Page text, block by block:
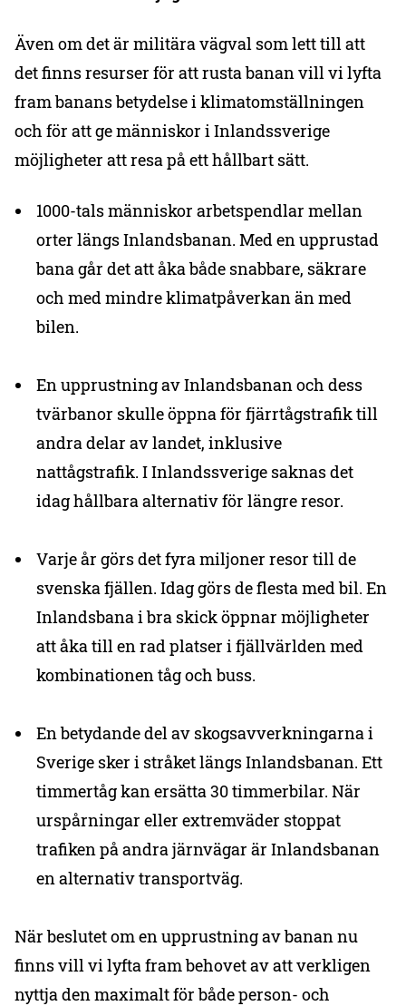
Även om det är militära vägval som lett till att
det finns resurser för att rusta banan vill vi lyfta
fram banans betydelse i klimatomställningen
och för att ge människor i Inlandssverige
möjligheter att resa på ett hållbart sätt.
1000-tals människor arbetspendlar mellan
orter längs Inlandsbanan. Med en upprustad
bana går det att åka både snabbare, säkrare
och med mindre klimatpåverkan än med
bilen.
En upprustning av Inlandsbanan och dess
tvärbanor skulle öppna för fjärrtågstrafik till
andra delar av landet, inklusive
nattågstrafik. I Inlandssverige saknas det
idag hållbara alternativ för längre resor.
Varje år görs det fyra miljoner resor till de
svenska fjällen. Idag görs de flesta med bil. En
Inlandsbana i bra skick öppnar möjligheter
att åka till en rad platser i fjällvärlden med
kombinationen tåg och buss.
En betydande del av skogsavverkningarna i
Sverige sker i stråket längs Inlandsbanan. Ett
timmertåg kan ersätta 30 timmerbilar. När
urspårningar eller extremväder stoppat
trafiken på andra järnvägar är Inlandsbanan
en alternativ transportväg.
När beslutet om en upprustning av banan nu
finns vill vi lyfta fram behovet av att verkligen
nyttja den maximalt för både person- och